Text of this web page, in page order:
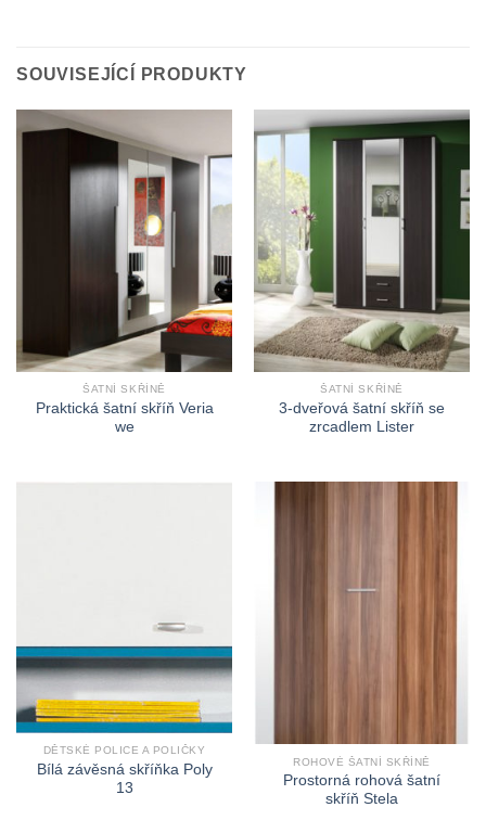
SOUVISEJÍCÍ PRODUKTY
ŠATNÍ SKŘÍNĚ
Praktická šatní skříň Veria
we
ŠATNÍ SKŘÍNĚ
3-dveřová šatní skříň se
zrcadlem Lister
DĚTSKÉ POLICE A POLIČKY
Bílá závěsná skříňka Poly
13
ROHOVÉ ŠATNÍ SKŘÍNĚ
Prostorná rohová šatní
skříň Stela